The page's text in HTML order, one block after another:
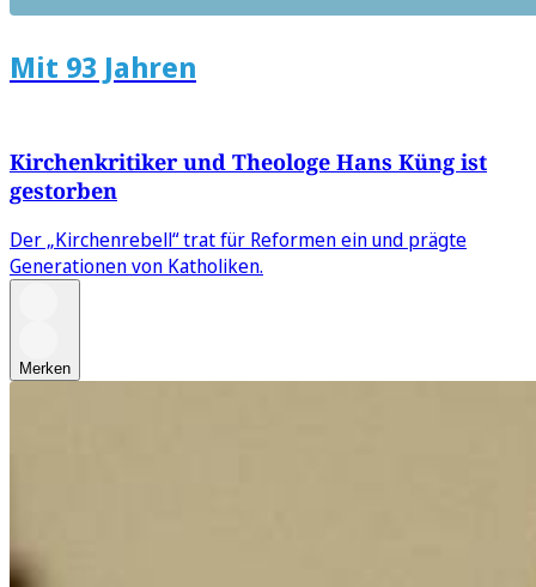
Mit 93 Jahren
Kirchenkritiker und Theologe Hans Küng ist
gestorben
Der „Kirchenrebell“ trat für Reformen ein und prägte
Generationen von Katholiken.
Merken